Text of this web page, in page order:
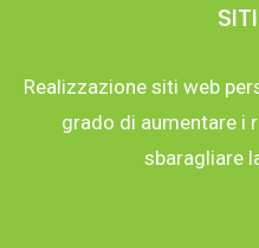
Realizzazione siti web
grado di aumentare i
sbaragliare